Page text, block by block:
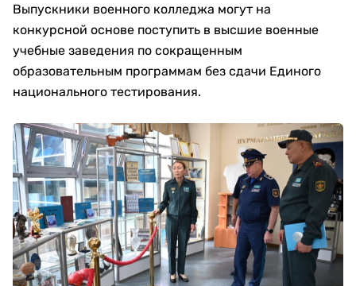
Выпускники военного колледжа могут на
конкурсной основе поступить в высшие военные
учебные заведения по сокращенным
образовательным программам без сдачи Единого
национального тестирования.